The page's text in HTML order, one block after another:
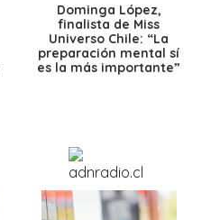
Dominga López,
finalista de Miss
Universo Chile: “La
preparación mental sí
es la más importante”